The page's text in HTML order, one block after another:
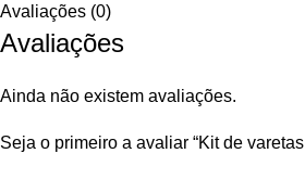
Avaliações (0)
Avaliações
Ainda não existem avaliações.
Seja o primeiro a avaliar “Kit de